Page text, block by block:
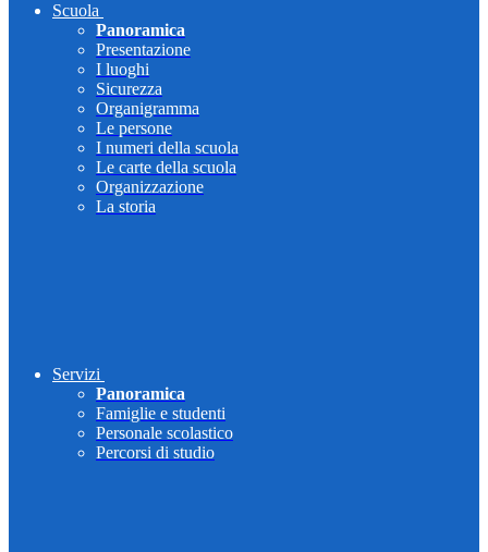
Scuola
Panoramica
Presentazione
I luoghi
Sicurezza
Organigramma
Le persone
I numeri della scuola
Le carte della scuola
Organizzazione
La storia
Servizi
Panoramica
Famiglie e studenti
Personale scolastico
Percorsi di studio